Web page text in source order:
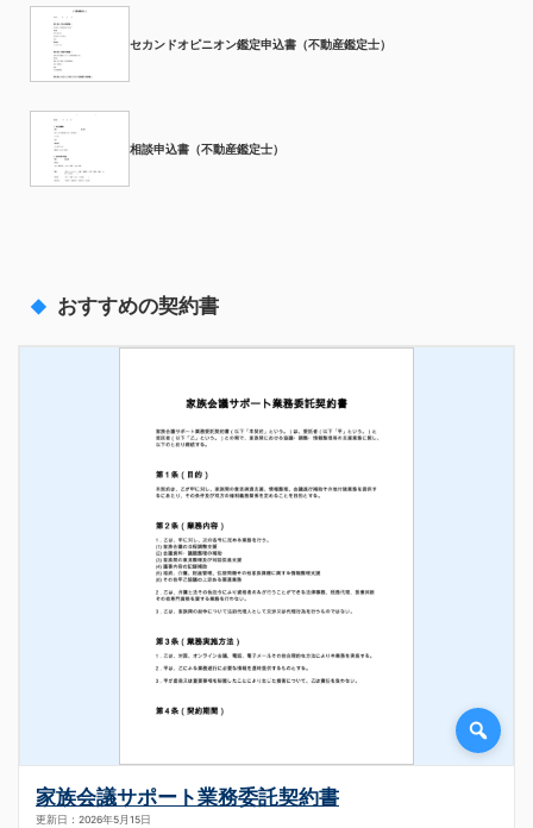
セカンドオピニオン鑑定申込書（不動産鑑定士）
相談申込書（不動産鑑定士）
おすすめの契約書
家族会議サポート業務委託契約書
更新日：2026年5月15日